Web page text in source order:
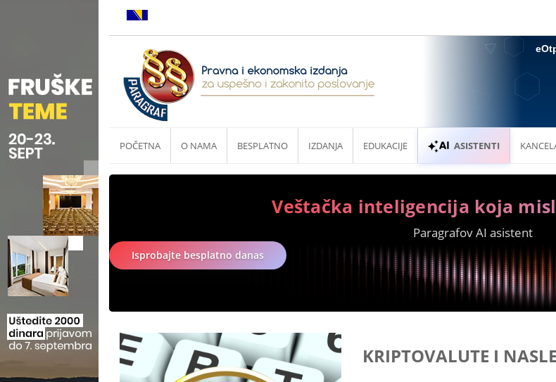
POČETNA O NAMA BESPLATNO IZDANJA EDUKACIJE ASISTENTI
Veštačka inteligencija koja
Paragrafov AI asistent
Isprobajte besplatno danas
KRIPTOVALUTE I